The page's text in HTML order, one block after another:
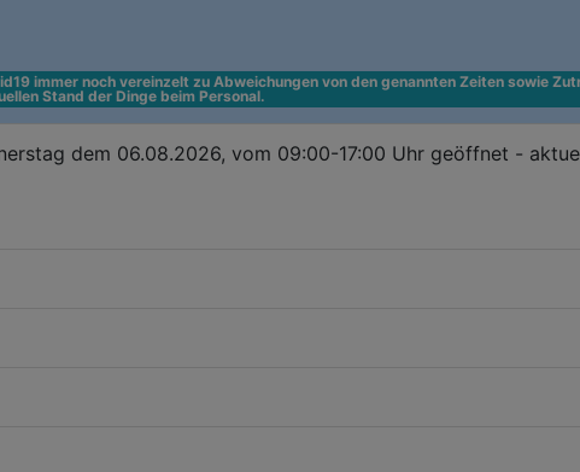
immer noch vereinzelt zu Abweichungen von den genannten Zeiten sowie
Stand der Dinge beim Personal.
dem 06.08.2026, vom 09:00-17:00 Uhr geöffnet -